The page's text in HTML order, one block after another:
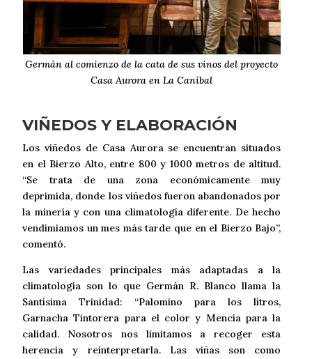
Germán al comienzo de la cata de sus vinos del proyecto
Casa Aurora en La Caníbal
VIÑEDOS Y ELABORACIÓN
Los viñedos de Casa Aurora se encuentran situados
en el Bierzo Alto, entre 800 y 1000 metros de altitud.
“Se trata de una zona económicamente muy
deprimida, donde los viñedos fueron abandonados por
la minería y con una climatología diferente. De hecho
vendimiamos un mes más tarde que en el Bierzo Bajo”,
comentó.
Las variedades principales más adaptadas a la
climatología son lo que Germán R. Blanco llama la
Santísima Trinidad: “Palomino para los litros,
Garnacha Tintorera para el color y Mencía para la
calidad. Nosotros nos limitamos a recoger esta
herencia y reinterpretarla. Las viñas son como